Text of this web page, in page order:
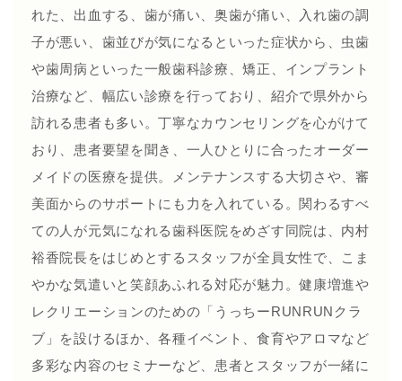
れた、出血する、歯が痛い、奥歯が痛い、入れ歯の調
子が悪い、歯並びが気になるといった症状から、虫歯
や歯周病といった一般歯科診療、矯正、インプラント
治療など、幅広い診療を行っており、紹介で県外から
訪れる患者も多い。丁寧なカウンセリングを心がけて
おり、患者要望を聞き、一人ひとりに合ったオーダー
メイドの医療を提供。メンテナンスする大切さや、審
美面からのサポートにも力を入れている。関わるすべ
ての人が元気になれる歯科医院をめざす同院は、内村
裕香院長をはじめとするスタッフが全員女性で、こま
やかな気遣いと笑顔あふれる対応が魅力。健康増進や
レクリエーションのための「うっちーRUNRUNクラ
ブ」を設けるほか、各種イベント、食育やアロマなど
多彩な内容のセミナーなど、患者とスタッフが一緒に